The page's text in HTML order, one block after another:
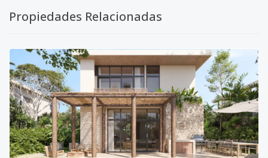
Propiedades Relacionadas